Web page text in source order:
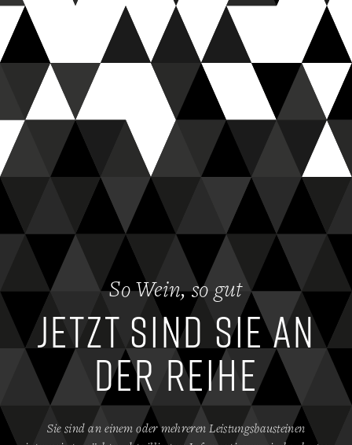
So Wein, so gut
Jetzt sind Sie an
der Reihe
Sie sind an einem oder mehreren Leistungsbausteinen